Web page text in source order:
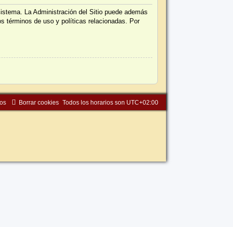
La Administración del Sitio puede además
términos de uso y políticas relacionadas. Por
Todos los horarios son UTC+02:00
Borrar cookies